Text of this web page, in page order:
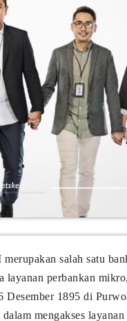
salah satu
layanan perbankan
1895 di
mengakses layanan